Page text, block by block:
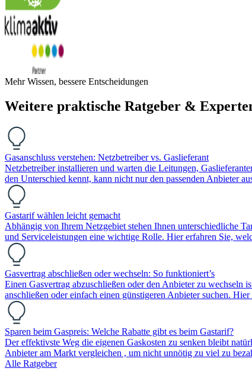
Mehr Wissen, bessere Entscheidungen
Weitere praktische Ratgeber &
Gasanschluss verstehen: Netzbetreiber vs. Gaslieferant
Netzbetreiber installieren und warten die Leitungen,
den Unterschied kennt, kann nicht nur den passenden Anbieter
Gastarif wählen leicht gemacht
Abhängig von Ihrem Netzgebiet stehen Ihnen unterschiedliche
und Serviceleistungen eine wichtige Rolle. Hier erfahren Sie,
Gasvertrag abschließen oder wechseln: So funktioniert’s
Einen Gasvertrag abzuschließen oder den Anbieter zu wechseln
anschließen oder einfach einen günstigeren Anbieter suchen.
Sparen beim Gaspreis: Welche Rabatte gibt es beim Gastarif?
Der effektivste Weg die eigenen Gaskosten zu senken bleibt
Anbieter am Markt vergleichen , um nicht unnötig zu viel zu
Alle Ratgeber